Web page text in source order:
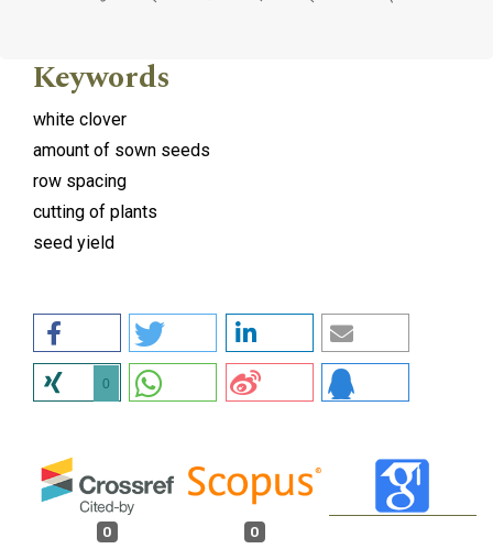
Keywords
white clover
amount of sown seeds
row spacing
cutting of plants
seed yield
0
0 0